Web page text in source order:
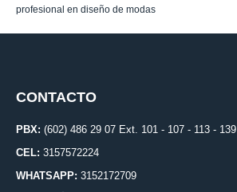
profesional en diseño de modas
CONTACTO
PBX: (602) 486 29 07 Ext. 101 - 107 - 113 - 139
CEL: 3157572224
WHATSAPP: 3152172709